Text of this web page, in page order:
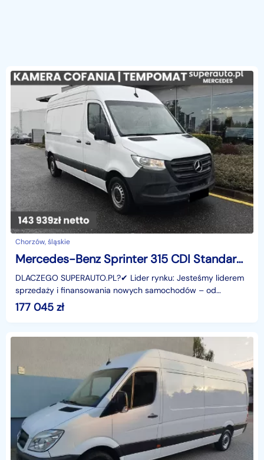
Chorzów, śląskie
Mercedes-Benz Sprinter 315 CDI Standard PRO 315 CDI Standard PRO 1.9 150KM
DLACZEGO SUPERAUTO.PL?✔ Lider rynku: Jesteśmy liderem
sprzedaży i finansowania nowych samochodów – od
osobowych, przez dostawcze, po segment premium.✔
Zaufanie
177 045 zł